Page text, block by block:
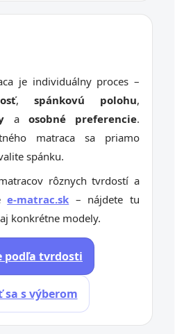
je individuálny proces –
, spánkovú polohu,
a osobné preferencie.
matraca sa priamo
spánku.
rôznych tvrdostí a
e-matrac.sk – nájdete tu
aj konkrétne modely.
podľa tvrdosti
sa s výberom